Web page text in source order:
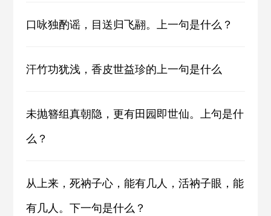
口咏独酌谣，目送归飞翮。上一句是什么？
汗竹功犹浅，香皮世益珍的上一句是什么
未抛簪组真朝隐，更有田园即世仙。上句是什
么？
从上来，死衲子心，能有几人，活衲子眼，能
有几人。下一句是什么？